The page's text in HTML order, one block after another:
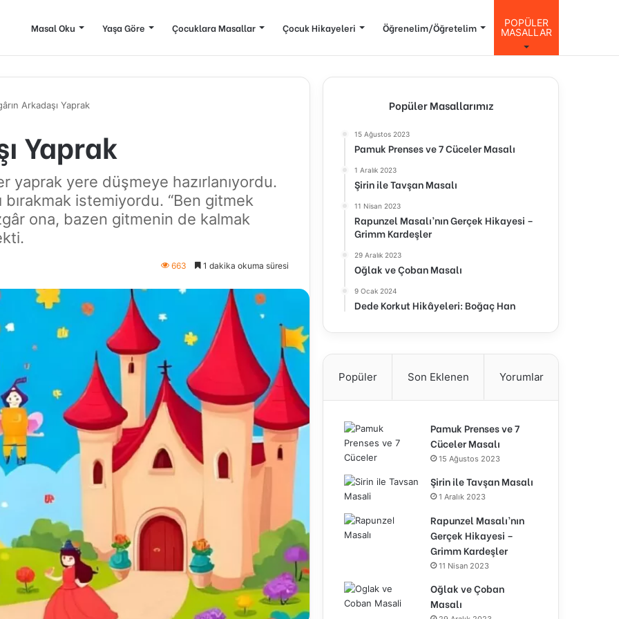
Masal Oku Yaşa Göre Çocuklara Masallar Çocuk Hikayeleri Öğrenelim/Öğretelim
POPÜLER
MASALLAR
Arkadaşı Yaprak
Yaprak
yaprak yere düşmeye hazırlanıyordu.
bırakmak istemiyordu. “Ben gitmek
ona, bazen gitmenin de kalmak
663 1 dakika okuma süresi
Popüler Masallarımız
15 Ağustos 2023
Pamuk Prenses ve 7 Cüceler Masalı
1 Aralık 2023
Şirin ile Tavşan Masalı
11 Nisan 2023
Rapunzel Masalı’nın Gerçek Hikayesi –
Grimm Kardeşler
29 Aralık 2023
Oğlak ve Çoban Masalı
9 Ocak 2024
Dede Korkut Hikâyeleri: Boğaç Han
Popüler Son Eklenen Yorumlar
Pamuk Prenses ve 7
Cüceler Masalı
15 Ağustos 2023
Şirin ile Tavşan Masalı
1 Aralık 2023
Rapunzel Masalı’nın
Gerçek Hikayesi –
Grimm Kardeşler
11 Nisan 2023
Oğlak ve Çoban
Masalı